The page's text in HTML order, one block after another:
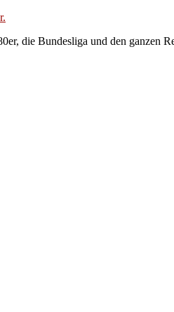
die Bundesliga und den ganzen